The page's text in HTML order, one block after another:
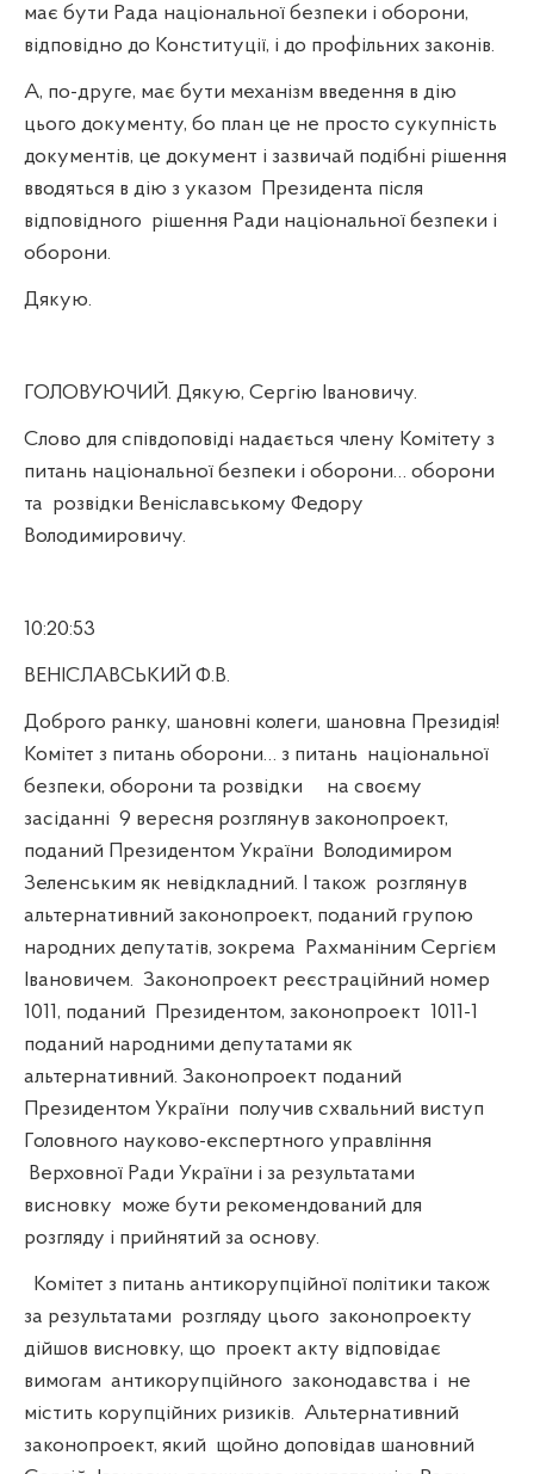
має бути Рада національної безпеки і оборони,
відповідно до Конституції, і до профільних законів.
А, по-друге, має бути механізм введення в дію
цього документу, бо план це не просто сукупність
документів, це документ і зазвичай подібні рішення
вводяться в дію з указом
Президента після
відповідного рішення Ради національної безпеки і
оборони.
Дякую.
ГОЛОВУЮЧИЙ. Дякую, Сергію Івановичу.
Слово для співдоповіді надається члену Комітету з
питань національної безпеки і оборони… оборони
та розвідки Веніславському Федору
Володимировичу.
10:20:53
ВЕНІСЛАВСЬКИЙ Ф.В.
Доброго ранку, шановні колеги, шановна Президія!
Комітет з питань оборони… з питань національної
безпеки, оборони та розвідки
на своєму
засіданні 9 вересня розглянув законопроект,
поданий Президентом України
Володимиром
Зеленським як невідкладний. І також розглянув
альтернативний законопроект, поданий групою
народних депутатів, зокрема
Рахманіним Сергієм
Івановичем. Законопроект реєстраційний номер
1011, поданий
Президентом, законопроект 1011-1
поданий народними депутатами як
альтернативний. Законопроект поданий
Президентом України получив схвальний виступ
Головного науково-експертного управління
Верховної Ради України і за результатами
висновку може бути рекомендований для
розгляду і прийнятий за основу.
Комітет з питань антикорупційної політики також
за результатами розгляду цього законопроекту
дійшов висновку, що проект акту відповідає
вимогам антикорупційного законодавства і не
містить корупційних ризиків. Альтернативний
законопроект, який щойно доповідав шановний